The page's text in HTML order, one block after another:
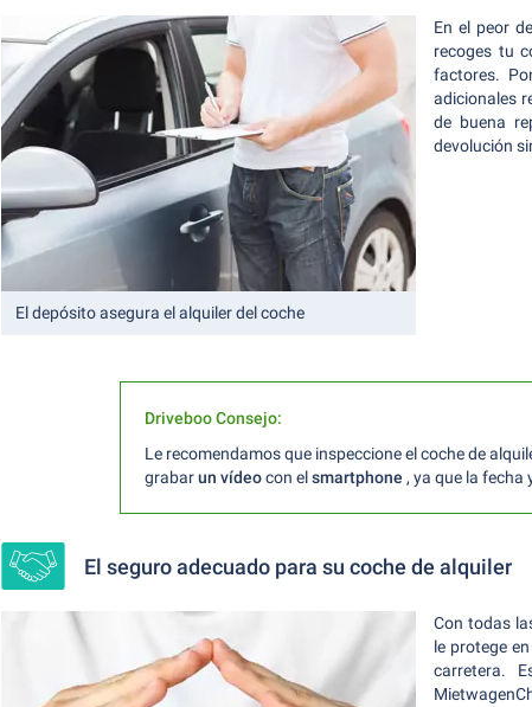
El depósito asegura el alquiler del coche
En el peor
recoges tu
factores.
adicionales
de buena
devolución
Driveboo Consejo:
Le recomendamos que inspeccione el coche de
grabarun vídeocon elsmartphone , ya que la fecha
El seguro adecuado para su coche de alquiler
Con todas
le protege
carretera.